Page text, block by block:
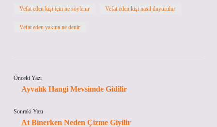
Vefat eden kişi için ne söylenir Vefat eden kişi nasıl duyurulur
Vefat eden yakına ne denir
Önceki Yazı
Ayvalık Hangi Mevsimde Gidilir
Sonraki Yazı
At Binerken Neden Çizme Giyilir